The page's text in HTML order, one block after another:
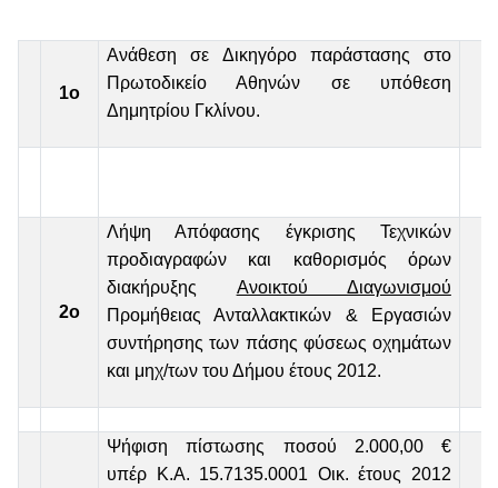
1ο
Ανάθεση σε Δικηγόρο παράστασης στο
Πρωτοδικείο Αθηνών σε υπόθεση
Δημητρίου Γκλίνου.
2ο
Λήψη Απόφασης έγκρισης Τεχνικών
προδιαγραφών και καθορισμός όρων
διακήρυξης Ανοικτού Διαγωνισμού
Προμήθειας Ανταλλακτικών & Εργασιών
συντήρησης των πάσης φύσεως οχημάτων
και μηχ/των του Δήμου έτους 2012.
Ψήφιση πίστωσης ποσού 2.000,00 €
υπέρ Κ.Α. 15.7135.0001 Οικ. έτους 2012